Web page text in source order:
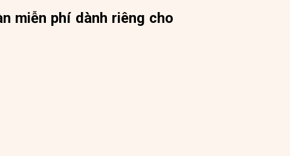
miễn phí dành riêng cho